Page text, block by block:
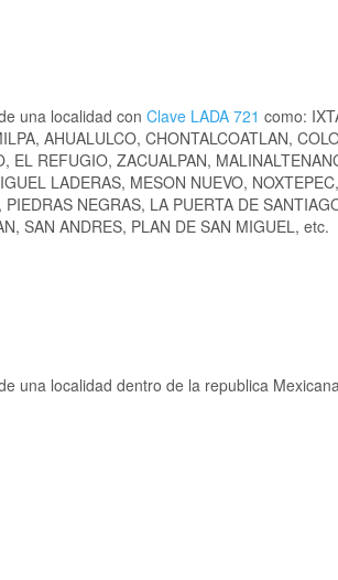
una localidad con Clave LADA 721 como:
AHUALULCO, CHONTALCOATLAN,
REFUGIO, ZACUALPAN,
LADERAS, MESON NUEVO,
NEGRAS, LA PUERTA DE
SAN ANDRES, PLAN DE SAN MIGUEL, etc.
una localidad dentro de la republica